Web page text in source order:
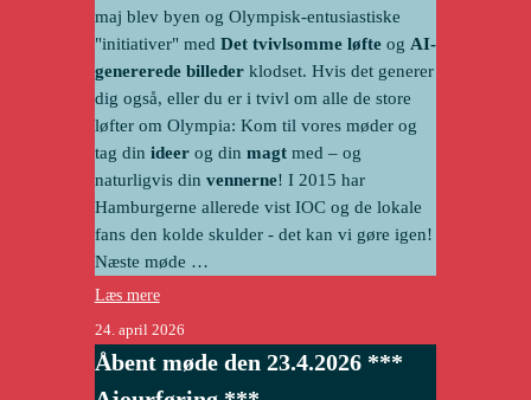
maj blev byen og Olympisk-entusiastiske
"initiativer" med Det tvivlsomme løfteog AI-
genererede billederklodset. Hvis det generer
dig også, eller du er i tvivl om alle de store
løfter om Olympia: Kom til vores møder og
tag din ideerog din magtmed – og
naturligvis din vennerne! I 2015 har
Hamburgerne allerede vist IOC og de lokale
fans den kolde skulder - det kan vi gøre igen!
Næste møde …
Læs mere
24. april 2026
Åbent møde den 23.4.2026 ***